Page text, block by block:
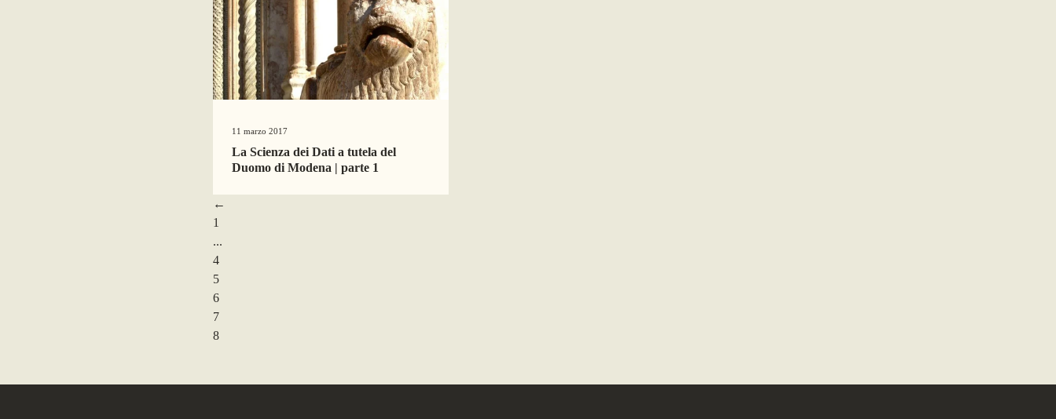
11 marzo 2017
La Scienza dei Dati a tutela del
Duomo di Modena | parte 1
←
1
...
4
5
6
7
8